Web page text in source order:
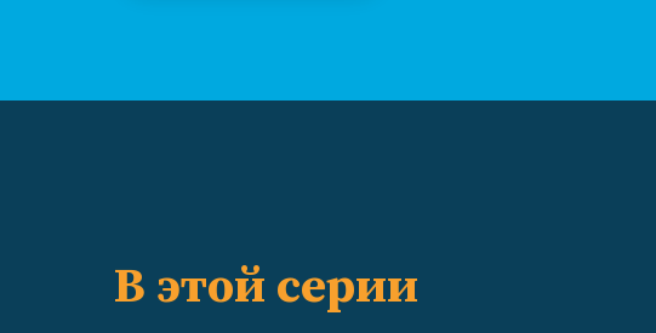
В этой серии